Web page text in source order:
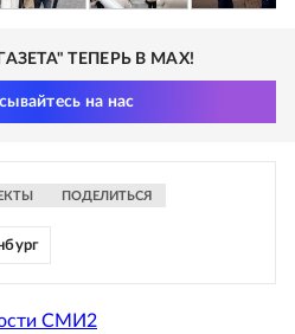
ТЕПЕРЬ В MAX!
на нас
ПОДЕЛИТЬСЯ
СМИ2